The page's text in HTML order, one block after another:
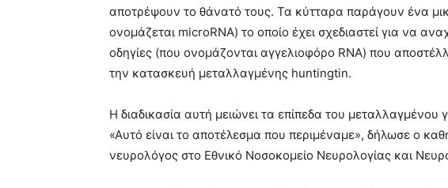
αποτρέψουν το θάνατό τους. Τα κύτταρα παράγουν ένα
ονομάζεται microRNA) το οποίο έχει σχεδιαστεί για να
οδηγίες (που ονομάζονται αγγελιοφόρο RNA) που
την κατασκευή μεταλλαγμένης huntingtin.
Η διαδικασία αυτή μειώνει τα επίπεδα του
«Αυτό είναι το αποτέλεσμα που περιμέναμε», δήλωσε ο
νευρολόγος στο Εθνικό Νοσοκομείο Νευρολογίας και